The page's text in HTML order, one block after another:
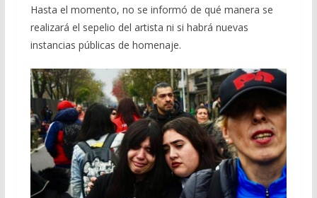
Hasta el momento, no se informó de qué manera se
realizará el sepelio del artista ni si habrá nuevas
instancias públicas de homenaje.